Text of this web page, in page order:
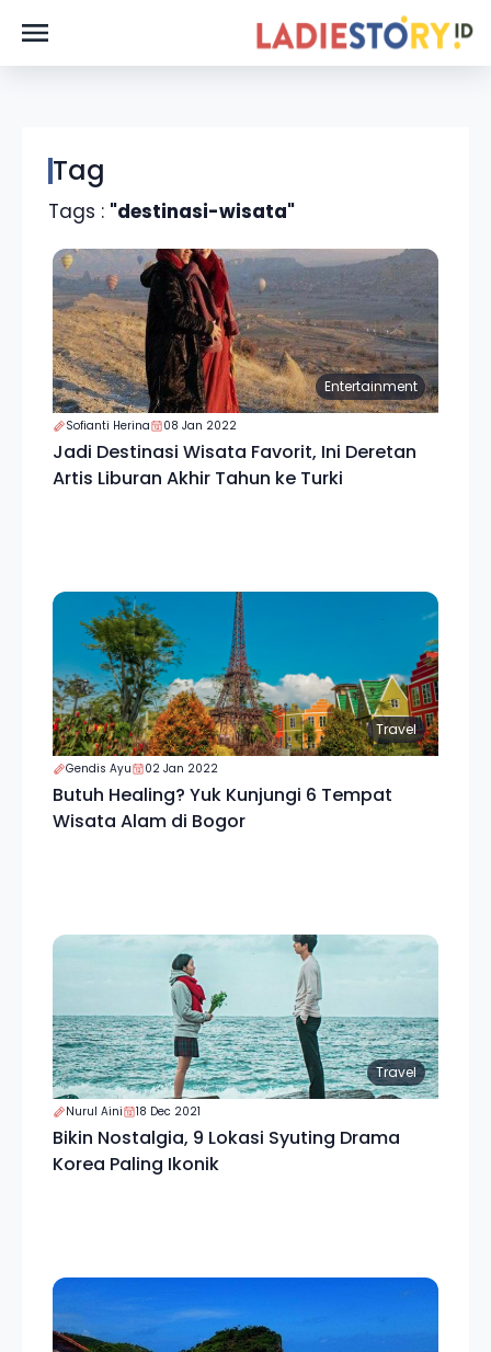
Tag
Tags : "destinasi-wisata"
Entertainment
Sofianti Herina 08 Jan 2022
Jadi Destinasi Wisata Favorit, Ini Deretan
Artis Liburan Akhir Tahun ke Turki
Travel
Gendis Ayu 02 Jan 2022
Butuh Healing? Yuk Kunjungi 6 Tempat
Wisata Alam di Bogor
Travel
Nurul Aini 18 Dec 2021
Bikin Nostalgia, 9 Lokasi Syuting Drama
Korea Paling Ikonik